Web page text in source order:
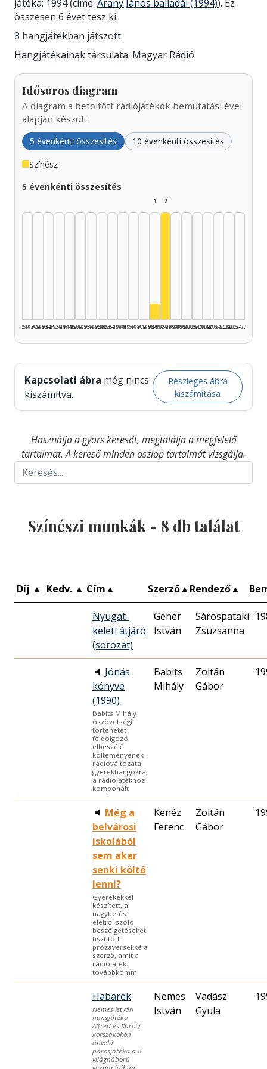
játéka: 1994 (címe: Arany János balladái (1994)). Ez
összesen 6 évet tesz ki.
8 hangjátékban játszott.
Hangjátékainak társulata: Magyar Rádió.
Idősoros diagram
A diagram a betöltött rádiójátékok bemutatási évei
alapján készült.
5 évenkénti összesítés 10 évenkénti összesítés
Színész
5 évenkénti összesítés
1925–1929
1930–1934
1935–1939
1940–1944
1945–1949
1950–1954
1955–1959
1960–1964
1965–1969
1970–1974
1975–1979
1980–1984
1
Színész, 1985–1989: 1
1985–1989
7
1990–1994
1995–1999
2000–2004
2005–2009
2010–2014
2015–2019
2020–2024
2025–2026
Kapcsolati ábra még nincs
kiszámítva.
Részleges ábra
kiszámítása
Használja a gyors keresőt, megtalálja a megfelelő
tartalmat. A kereső minden oszlop tartalmát vizsgálja.
Színészi munkák - 8 db találat
Díj ▲ Kedv. ▲ Cím▲ Szerző▲Rendező▲
Nyugat-
keleti átjáró
(sorozat)
Géher
István
Sárospataki
Zsuzsanna
🔈 Jónás
könyve
(1990)
Babits Mihály
ószövetségi
történetet
feldolgozó
elbeszélő
költeményének
rádióváltozata
gyerekhangokra,
a rádiójátékhoz
komponált
Babits
Mihály
Zoltán
Gábor
🔈 Még a
belvárosi
iskolából
sem akar
senki költő
lenni?
Gyerekekkel
készített, a
nagybetűs
életről szóló
beszélgetéseket
tisztított
prózaversekké a
szerző, amit a
rádiójáték
továbbkomm
Kenéz
Ferenc
Zoltán
Gábor
Habarék
Nemes István
hangjátéka
Alfréd és Károly
korszakokon
átívelő
párosjátéka a II.
világháború
Nemes
István
Vadász
Gyula